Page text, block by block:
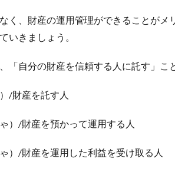
く、財産の運用管理ができることがメ
いきましょう。
「自分の財産を信頼する人に託す」こ
/財産を託す人
）/財産を預かって運用する人
）/財産を運用した利益を受け取る人